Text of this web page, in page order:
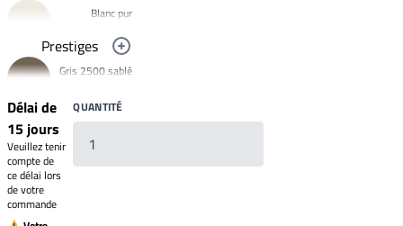
Blanc pur
Noir foncé
R9005
signalisation
R1023
Rouge clair
R3020
Prestiges
Gris 2500 sablé
Bronze 2525
Mars 2525
Sablé
Délai de
15 jours
Veuillez tenir
compte de
ce délai lors
de votre
commande
QUANTITÉ